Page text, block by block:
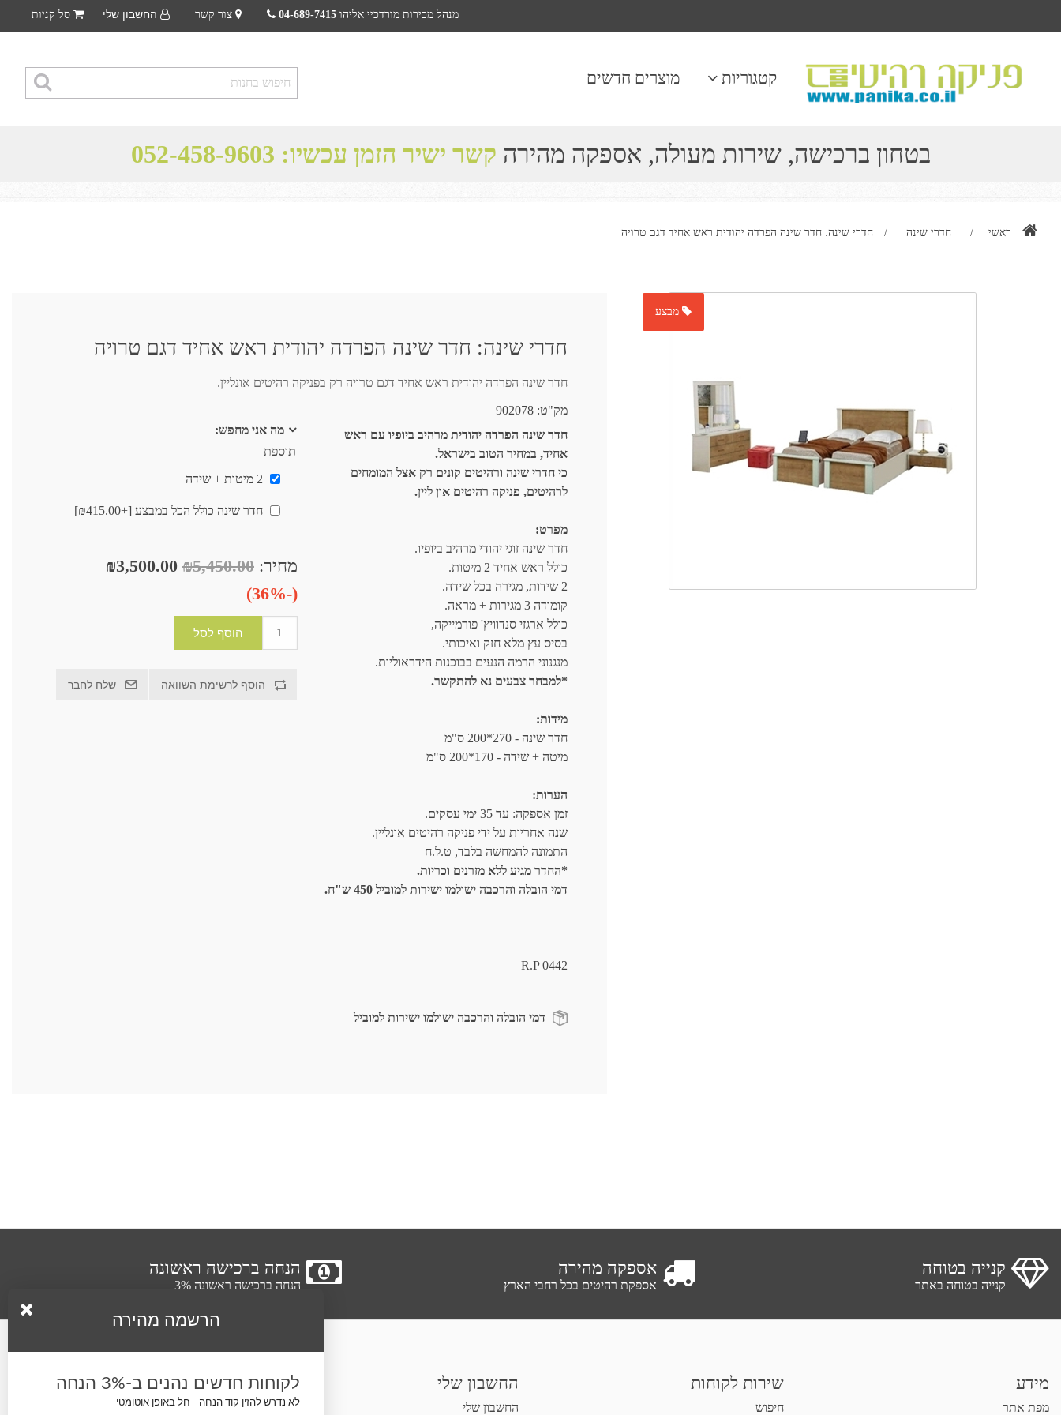
מנהל מכירות מורדכיי אליהו 04-689-7415 צור קשר החשבון שלי סל קניות
קטגוריות מוצרים חדשים
בטחון ברכישה, שירות מעולה, אספקה מהירה קשר ישיר הזמן עכשיו: 052-458-9603
ראשי / חדרי שינה / חדרי שינה: חדר שינה הפרדה יהודית ראש אחיד דגם טרויה
מבצע
חדרי שינה: חדר שינה הפרדה יהודית ראש אחיד דגם טרויה
חדר שינה הפרדה יהודית ראש אחיד דגם טרויה רק בפניקה רהיטים אונליין.
מק"ט: 902078
חדר שינה הפרדה יהודית מרהיב ביופיו עם ראש
אחיד, במחיר הטוב בישראל.
כי חדרי שינה ורהיטים קונים רק אצל המומחים
לרהיטים, פניקה רהיטים און ליין.
מפרט:
חדר שינה זוגי יהודי מרהיב ביופיו.
כולל ראש אחיד 2 מיטות.
2 שידות, מגירה בכל שידה.
קומודה 3 מגירות + מראה.
כולל ארגזי סנדוויץ' פורמייקה,
בסיס עץ מלא חזק ואיכותי.
מנגנוני הרמה הנעים בבוכנות הידראוליות.
*למבחר צבעים נא להתקשר.
מידות:
חדר שינה - 270*200 ס"מ
מיטה + שידה - 170*200 ס"מ
הערות:
זמן אספקה: עד 35 ימי עסקים.
שנה אחריות על ידי פניקה רהיטים אונליין.
התמונה להמחשה בלבד, ט.ל.ח
*החדר מגיע ללא מזרנים וכריות.
דמי הובלה והרכבה ישולמו ישירות למוביל 450 ש"ח.
R.P 0442
דמי הובלה והרכבה ישולמו ישירות למוביל
מה אני מחפש:
תוספת
2 מיטות + שידה
חדר שינה כולל הכל במבצע [+₪415.00]
מחיר: ₪5,450.00
₪3,500.00
(-36%)
קנייה בטוחה
קנייה בטוחה באתר
אספקה מהירה
אספקת רהיטים בכל רחבי הארץ
הנחה ברכישה ראשונה
הנחה ברכישה ראשונה 3%
מידע
מפת אתר
שירות לקוחות
חיפוש
החשבון שלי
החשבון שלי
עקבו אחרינו
הרשמה מהירה
לקוחות חדשים נהנים ב-3% הנחה
לא נדרש להזין קוד הנחה - חל באופן אוטומטי